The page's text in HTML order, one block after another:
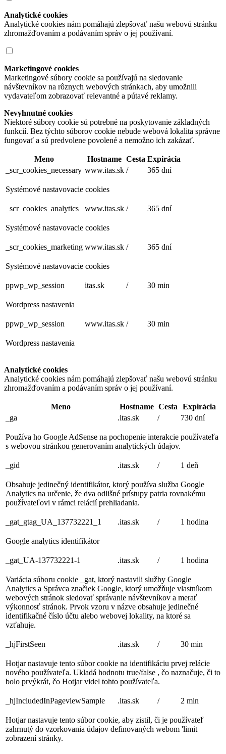
Analytické cookies
Analytické cookies nám pomáhajú zlepšovať našu webovú stránku
zhromažďovaním a podávaním správ o jej používaní.
Marketingové cookies
Marketingové súbory cookie sa používajú na sledovanie
návštevníkov na rôznych webových stránkach, aby umožnili
vydavateľom zobrazovať relevantné a pútavé reklamy.
Nevyhnutné cookies
Niektoré súbory cookie sú potrebné na poskytovanie základných
funkcií. Bez týchto súborov cookie nebude webová lokalita správne
fungovať a sú predvolene povolené a nemožno ich zakázať.
Meno Hostname Cesta Expirácia
_scr_cookies_necessary www.itas.sk / 365 dní
Systémové nastavovacie cookies
_scr_cookies_analytics www.itas.sk / 365 dní
Systémové nastavovacie cookies
_scr_cookies_marketing www.itas.sk / 365 dní
Systémové nastavovacie cookies
ppwp_wp_session itas.sk / 30 min
Wordpress nastavenia
ppwp_wp_session www.itas.sk / 30 min
Wordpress nastavenia
Analytické cookies
Analytické cookies nám pomáhajú zlepšovať našu webovú stránku
zhromažďovaním a podávaním správ o jej používaní.
Meno Hostname Cesta
Expirácia
_ga
.itas.sk / 730 dní
Používa ho Google AdSense na pochopenie interakcie používateľa
s webovou stránkou generovaním analytických údajov.
_gid .itas.sk / 1 deň
Obsahuje jedinečný identifikátor, ktorý používa služba Google
Analytics na určenie, že dva odlišné prístupy patria rovnakému
používateľovi v rámci relácií prehliadania.
_gat_gtag_UA_137732221_1 .itas.sk / 1 hodina
Google analytics identifikátor
_gat_UA-137732221-1 .itas.sk / 1 hodina
Variácia súboru cookie _gat, ktorý nastavili služby Google
Analytics a Správca značiek Google, ktorý umožňuje vlastníkom
webových stránok sledovať správanie návštevníkov a merať
výkonnosť stránok. Prvok vzoru v názve obsahuje jedinečné
identifikačné číslo účtu alebo webovej lokality, na ktoré sa
vzťahuje.
_hjFirstSeen .itas.sk / 30 min
Hotjar nastavuje tento súbor cookie na identifikáciu prvej relácie
nového používateľa. Ukladá hodnotu true/false , čo naznačuje, či to
bolo prvýkrát, čo Hotjar videl tohto používateľa.
_hjIncludedInPageviewSample .itas.sk / 2 min
Hotjar nastavuje tento súbor cookie, aby zistil, či je používateľ
zahrnutý do vzorkovania údajov definovaných webom 'limit
zobrazení stránky.